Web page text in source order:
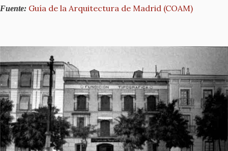
Fuente: Guía de la Arquitectura de Madrid (COAM)